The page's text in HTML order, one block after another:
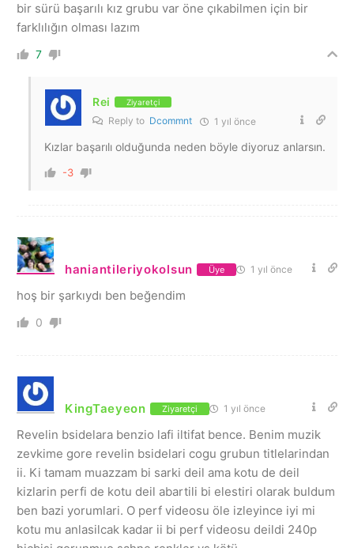
bir sürü başarılı kız grubu var öne çıkabilmen için bir
farklılığın olması lazım
7
Rei Ziyaretçi
Reply to Dcommnt 1 yıl önce
Kızlar başarılı olduğunda neden böyle diyoruz anlarsın.
-3
haniantileriyokolsun Üye 1 yıl önce
hoş bir şarkıydı ben beğendim
0
KingTaeyeon Ziyaretçi 1 yıl önce
Revelin bsidelara benzio lafi iltifat bence. Benim muzik
zevkime gore revelin bsidelari cogu grubun titlelarindan
ii. Ki tamam muazzam bi sarki deil ama kotu de deil
kizlarin perfi de kotu deil abartili bi elestiri olarak buldum
ben bazi yorumlari. O perf videosu öle izleyince iyi mi
kotu mu anlasilcak kadar ii bi perf videosu deildi 240p